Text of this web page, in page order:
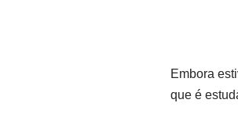
Embora
que é